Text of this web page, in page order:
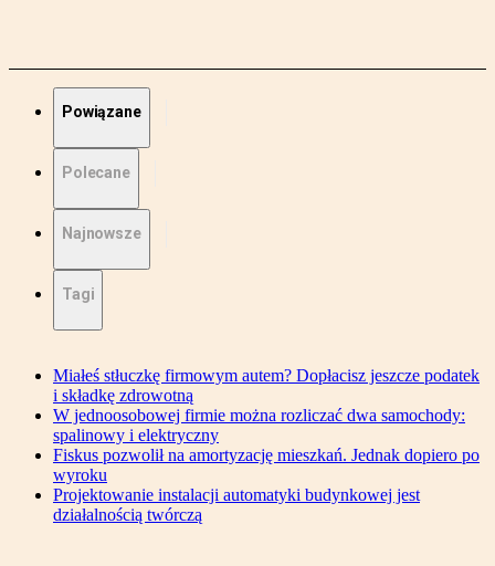
Powiązane
Polecane
Najnowsze
Tagi
Miałeś stłuczkę firmowym autem? Dopłacisz jeszcze podatek
i składkę zdrowotną
W jednoosobowej firmie można rozliczać dwa samochody:
spalinowy i elektryczny
Fiskus pozwolił na amortyzację mieszkań. Jednak dopiero po
wyroku
Projektowanie instalacji automatyki budynkowej jest
działalnością twórczą